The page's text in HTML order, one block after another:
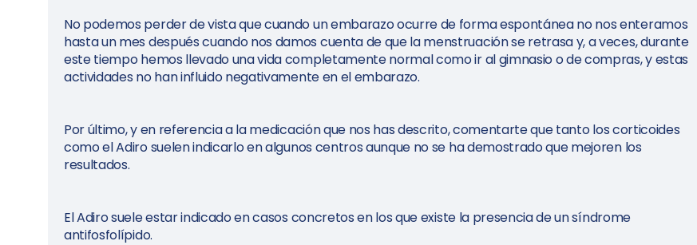
No podemos perder de vista que cuando un embarazo ocurre de forma espontánea no nos enteramos
hasta un mes después cuando nos damos cuenta de que la menstruación se retrasa y, a veces, durante
este tiempo hemos llevado una vida completamente normal como ir al gimnasio o de compras, y estas
actividades no han influido negativamente en el embarazo.
Por último, y en referencia a la medicación que nos has descrito, comentarte que tanto los corticoides
como el Adiro suelen indicarlo en algunos centros aunque no se ha demostrado que mejoren los
resultados.
El Adiro suele estar indicado en casos concretos en los que existe la presencia de un síndrome
antifosfolípido.